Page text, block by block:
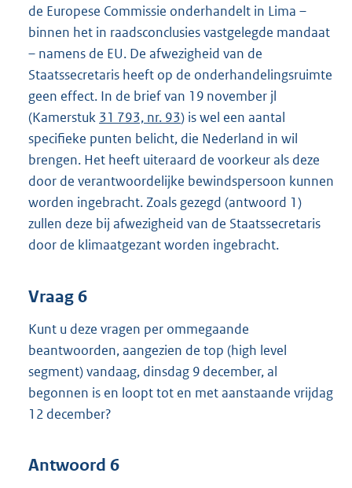
de Europese Commissie onderhandelt in Lima –
binnen het in raadsconclusies vastgelegde mandaat
– namens de EU. De afwezigheid van de
Staatssecretaris heeft op de onderhandelingsruimte
geen effect. In de brief van 19 november jl
(Kamerstuk 31 793, nr. 93) is wel een aantal
specifieke punten belicht, die Nederland in wil
brengen. Het heeft uiteraard de voorkeur als deze
door de verantwoordelijke bewindspersoon kunnen
worden ingebracht. Zoals gezegd (antwoord 1)
zullen deze bij afwezigheid van de Staatssecretaris
door de klimaatgezant worden ingebracht.
Vraag 6
Kunt u deze vragen per ommegaande
beantwoorden, aangezien de top (high level
segment) vandaag, dinsdag 9 december, al
begonnen is en loopt tot en met aanstaande vrijdag
12 december?
Antwoord 6